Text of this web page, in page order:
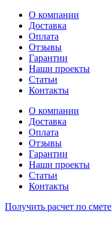
Перейти
содержимому
О компании
Доставка
Оплата
Отзывы
Гарантии
Наши проекты
Статьи
Контакты
О компании
Доставка
Оплата
Отзывы
Гарантии
Наши проекты
Статьи
Контакты
Получить расчет по смете